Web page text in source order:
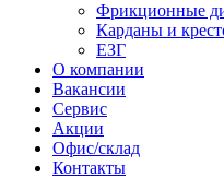
Фрикционные
Карданы и
ЕЗГ
О компании
Вакансии
Сервис
Акции
Офис/склад
Контакты